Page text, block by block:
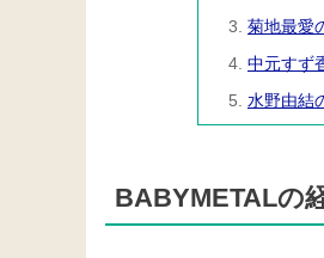
菊地最愛
中元すず
水野由結
BABYMETALの